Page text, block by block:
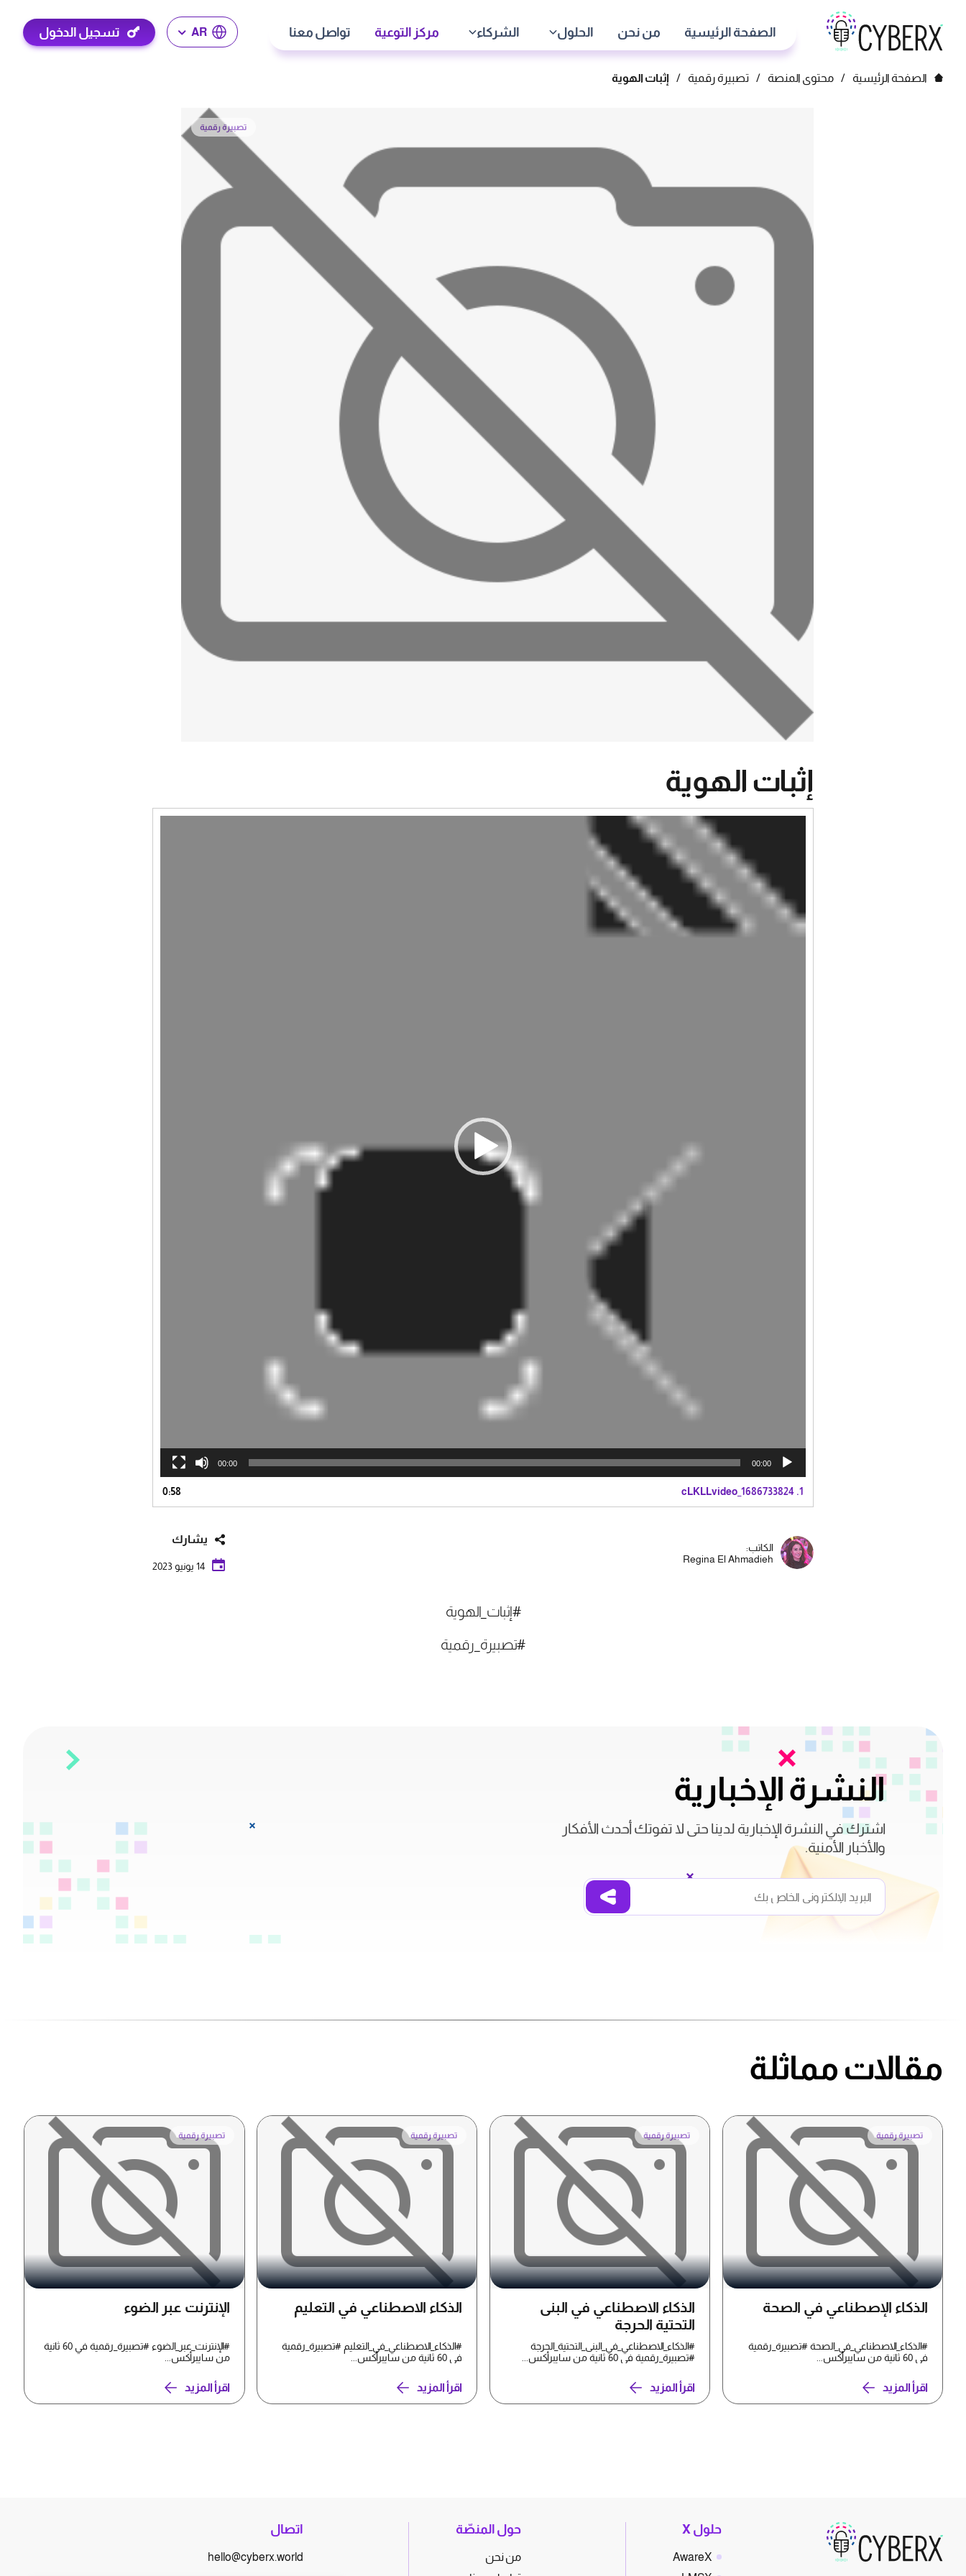
الصفحة الرئيسية من نحن الحلول الشركاء مركز التوعية تواصل معنا AR تسجيل الدخول
الصفحة الرئيسية / محتوى المنصة / تصبيرة رقمية / إثبات الهوية
تصبيرة رقمية
إثبات الهوية
00:00
00:00
1.
cLKLLvideo_1686733824
0:58
الكاتب:
Regina El Ahmadieh
يشارك
14 يونيو 2023
#إثبات_الهوية
#تصبيرة_رقمية
النشرة الإخبارية
اشترك في النشرة الإخبارية لدينا حتى لا تفوتك أحدث الأفكار
والأخبار الأمنية.
مقالات مماثلة
تصبيرة رقمية
الذكاء الإصطناعي في الصحة
#الذكاء_الاصطناعي_في_الصحة #تصبيرة_رقمية
في 60 ثانية من سايبرأكس...
اقرأ المزيد
تصبيرة رقمية
الذكاء الاصطناعي في البنى
التحتية الحرجة
#الذكاء_الاصطناعي_في_البنى_التحتية_الحرجة
#تصبيرة_رقمية في 60 ثانية من سايبرأكس...
اقرأ المزيد
تصبيرة رقمية
الذكاء الاصطناعي في التعليم
#الذكاء_الاصطناعي_في_التعليم #تصبيرة_رقمية
في 60 ثانية من سايبرأكس...
اقرأ المزيد
تصبيرة رقمية
الإنترنت عبر الضوء
#الإنترنت_عبر_الضوء #تصبيرة_رقمية في 60 ثانية
من سايبرأكس...
اقرأ المزيد
حلول X
AwareX
حول المنصّة
من نحن
اتصال
hello@cyberx.world